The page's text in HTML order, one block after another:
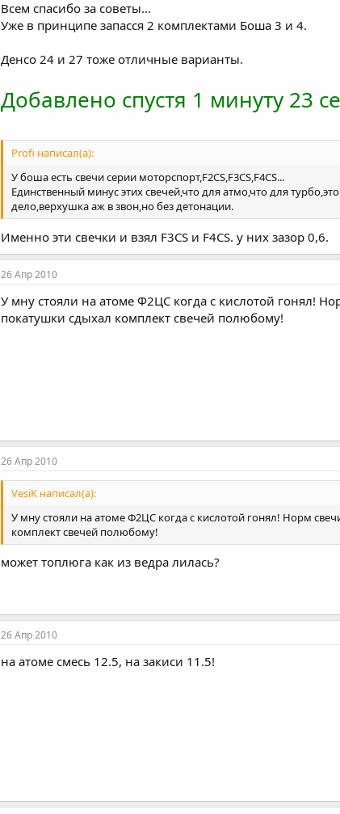
Всем спасибо за советы...
Уже в принципе запасся 2 комплектами Боша 3 и 4.
Денсо 24 и 27 тоже отличные варианты.
Добавлено спустя 1 минуту 23
Profi написал(а):
У боша есть свечи серии моторспорт,F2CS,F3CS,F4CS...
Единственный минус этих свечей,что для атмо,что для
дело,верхушка аж в звон,но без детонации.
Именно эти свечки и взял F3CS и F4CS. у них зазор 0,6.
26 Апр 2010
У мну стояли на атоме Ф2ЦС когда с кислотой гонял!
покатушки сдыхал комплект свечей полюбому!
26 Апр 2010
VesiK написал(а):
У мну стояли на атоме Ф2ЦС когда с кислотой гонял! Норм
комплект свечей полюбому!
может топлюга как из ведра лилась?
26 Апр 2010
на атоме смесь 12.5, на закиси 11.5!